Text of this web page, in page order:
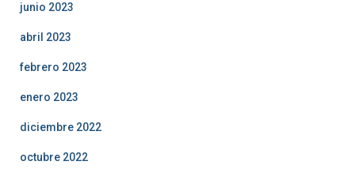
junio 2023
abril 2023
febrero 2023
enero 2023
diciembre 2022
octubre 2022